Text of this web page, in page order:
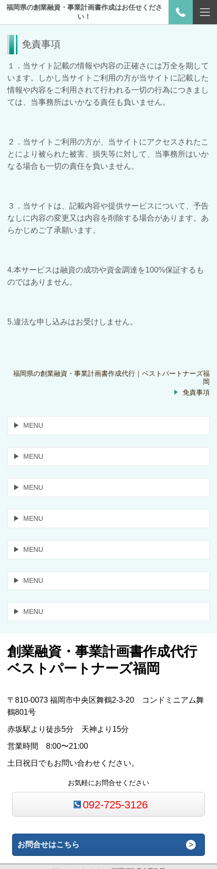
福岡県の創業融資・事業計画書作成はお任せくださ
い！
免責事項
１．当サイト記載の情報や内容の正確さには万全を期して
います。しかし当サイトご利用の方が当サイトに記載した
情報や内容をご利用されて行われる一切の行為につきまし
ては、当事務所はいかなる責任も負いません。
２．当サイトご利用の方が、当サイトにアクセスされたこ
とにより被られた被害、損失等に対して、当事務所はいか
なる場合も一切の責任を負いません。
３．当サイトは、記載内容や提供サービスについて、予告
なしに内容の変更又は内容を削除する場合があります。あ
らかじめご了承願います。
4.本サービスは融資の成功や資金調達を100%保証するも
のではありません。
5.違法な申し込みはお受けしません。
福岡県の創業融資・事業計画書作成代行｜ベストパートナーズ福
岡
免責事項
MENU
MENU
MENU
MENU
MENU
MENU
MENU
創業融資・事業計画書作成代行
ベストパートナーズ福岡
〒810-0073 福岡市中央区舞鶴2-3-20 コンドミニアム舞
鶴801号
赤坂駅より徒歩5分 天神より15分
営業時間 8:00〜21:00
土日祝日でもお問い合わせください。
お気軽にお問合せください
092-725-3126
お問合せはこちら